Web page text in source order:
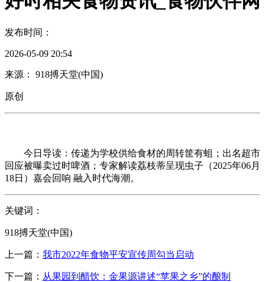
发布时间：
2026-05-09 20:54
来源： 918搏天堂(中国)
原创
今日导读：传递为学校供给食材的周转筐有蛆；出名超市
回应被曝卖过时啤酒；专家解读荔枝蒂呈现虫子（2025年06月
18日）嘉会回响 融入时代海潮。
关键词：
918搏天堂(中国)
上一篇： 我市2022年食物平安宣传周勾当启动
下一篇： 从果园到醋饮：金果源讲述“苹果之乡”的酿制